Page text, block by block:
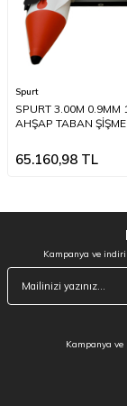
Spurt
SPURT 3.00M 0.9MM
AHŞAP TABAN
65.160,98 TL
Kampanya ve
Kampanya